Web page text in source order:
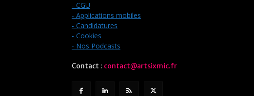
- CGU
- Applications mobiles
- Candidatures
- Cookies
- Nos Podcasts
Contact : contact@artsixmic.fr